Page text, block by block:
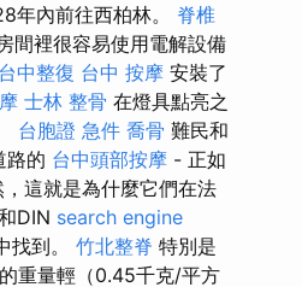
年內前往西柏林。 脊椎
間裡很容易使用電解設備
台中整復 台中 按摩 安裝了
士林 整骨 在燈具點亮之
台胞證 急件 喬骨 難民和
路的 台中頭部按摩 - 正如
，這就是為什麼它們在法
DIN search engine
找到。 竹北整脊 特別是
重量輕（0.45千克/平方